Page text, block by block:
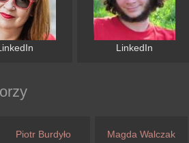
LinkedIn
Piotr Burdyło Magda Walczak